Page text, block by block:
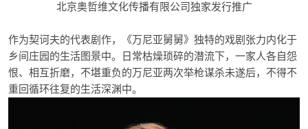
北京奥哲维文化传播有限公司独家发行推广
作为契诃夫的代表剧作，《万尼亚舅舅》独特的戏剧张力内化于
乡间庄园的生活图景中。日常枯燥琐碎的潜流下，一家人各自怨
恨、相互折磨，不堪重负的万尼亚两次举枪谋杀未遂后，不得不
重回循环往复的生活深渊中。